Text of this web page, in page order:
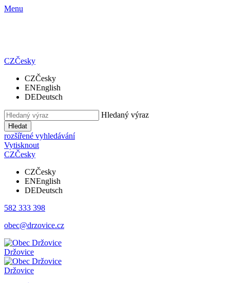
Menu
CZČesky
CZČesky
ENEnglish
DEDeutsch
Hledaný výraz
Hledat
rozšířené vyhledávání
Vytisknout
CZČesky
CZČesky
ENEnglish
DEDeutsch
582 333 398
obec@drzovice.cz
Držovice
Držovice